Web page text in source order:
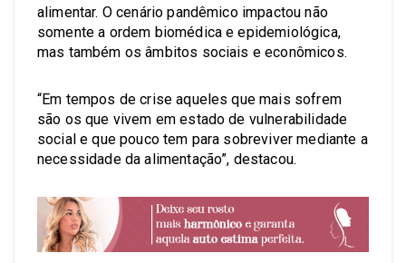
alimentar. O cenário pandêmico impactou não
somente a ordem biomédica e epidemiológica,
mas também os âmbitos sociais e econômicos.
“Em tempos de crise aqueles que mais sofrem
são os que vivem em estado de vulnerabilidade
social e que pouco tem para sobreviver mediante a
necessidade da alimentação”, destacou.